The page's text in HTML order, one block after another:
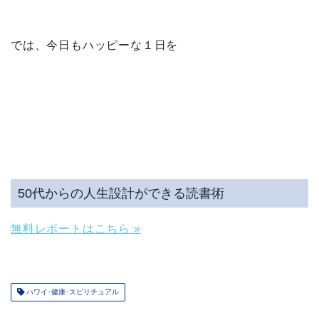
では、今日もハッピーな１日を
50代からの人生設計ができる読書術
無料レポートはこちら »
ハワイ･健康･スピリチュアル